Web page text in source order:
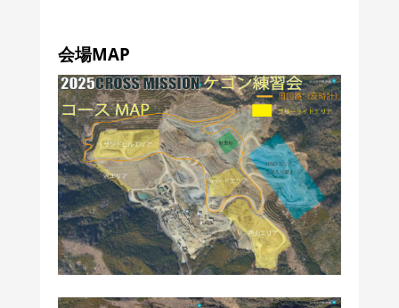
会場MAP